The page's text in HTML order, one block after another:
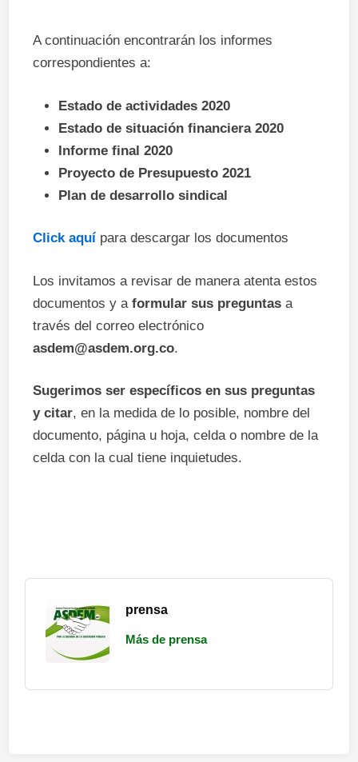
A continuación encontrarán los informes
correspondientes a:
Estado de actividades 2020
Estado de situación financiera 2020
Informe final 2020
Proyecto de Presupuesto 2021
Plan de desarrollo sindical
Click aquí para descargar los documentos
Los invitamos a revisar de manera atenta estos
documentos y aformular sus preguntas a
través del correo electrónico
asdem@asdem.org.co.
Sugerimos ser específicos en sus preguntas
y citar, en la medida de lo posible, nombre del
documento, página u hoja, celda o nombre de la
celda con la cual tiene inquietudes.
prensa
Más de prensa